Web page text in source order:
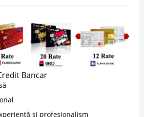
Bancar
și profesionalism